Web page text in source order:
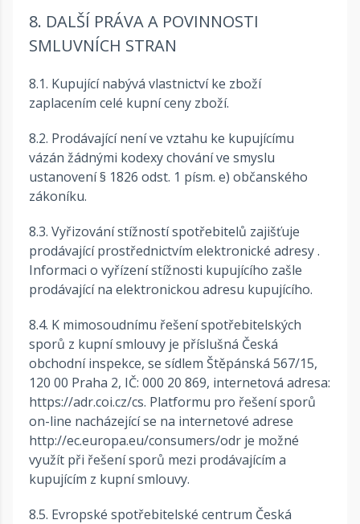
8. DALŠÍ PRÁVA A POVINNOSTI
SMLUVNÍCH STRAN
8.1. Kupující nabývá vlastnictví ke zboží
zaplacením celé kupní ceny zboží.
8.2. Prodávající není ve vztahu ke kupujícímu
vázán žádnými kodexy chování ve smyslu
ustanovení § 1826 odst. 1 písm. e) občanského
zákoníku.
8.3. Vyřizování stížností spotřebitelů zajišťuje
prodávající prostřednictvím elektronické adresy .
Informaci o vyřízení stížnosti kupujícího zašle
prodávající na elektronickou adresu kupujícího.
8.4. K mimosoudnímu řešení spotřebitelských
sporů z kupní smlouvy je příslušná Česká
obchodní inspekce, se sídlem Štěpánská 567/15,
120 00 Praha 2, IČ: 000 20 869, internetová adresa:
https://adr.coi.cz/cs. Platformu pro řešení sporů
on-line nacházející se na internetové adrese
http://ec.europa.eu/consumers/odr je možné
využít při řešení sporů mezi prodávajícím a
kupujícím z kupní smlouvy.
8.5. Evropské spotřebitelské centrum Česká